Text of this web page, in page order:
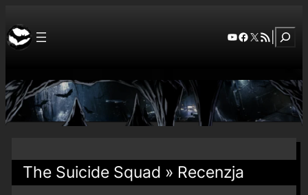
YouTube
Facebook
X RSS Feed
The Suicide Squad » Recenzja